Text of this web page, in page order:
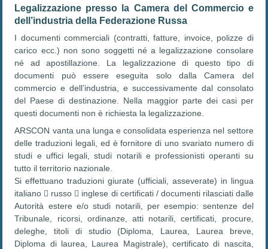
Legalizzazione presso la Camera del Commercio e
dell’industria della Federazione Russa
I documenti commerciali (contratti, fatture, invoice, polizze di
carico ecc.) non sono soggetti né a legalizzazione consolare
né ad apostillazione. La legalizzazione di questo tipo di
documenti può essere eseguita solo dalla Camera del
commercio e dell’industria, e successivamente dal consolato
del Paese di destinazione. Nella maggior parte dei casi per
questi documenti non è richiesta la legalizzazione.
ARSCON vanta una lunga e consolidata esperienza nel settore
delle traduzioni legali, ed è fornitore di uno svariato numero di
studi e uffici legali, studi notarili e professionisti operanti su
tutto il territorio nazionale.
Si effettuano traduzioni giurate (ufficiali, asseverate) in lingua
italiano  russo  inglese di certificati / documenti rilasciati dalle
Autorità estere e/o studi notarili, per esempio: sentenze del
Tribunale, ricorsi, ordinanze, atti notarili, certificati, procure,
deleghe, titoli di studio (Diploma, Laurea, Laurea breve,
Diploma di laurea, Laurea Magistrale), certificato di nascita,